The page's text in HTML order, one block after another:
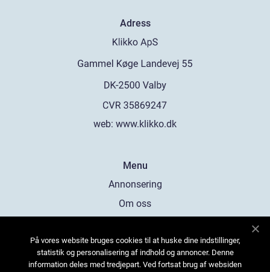
Adress
web: www.klikko.dk
Menu
Annonsering
Om oss
Kontakta oss
Sitemap
På vores website bruges cookies til at huske dine indstillinger,
statistik og personalisering af indhold og annoncer. Denne
information deles med tredjepart. Ved fortsat brug af websiden